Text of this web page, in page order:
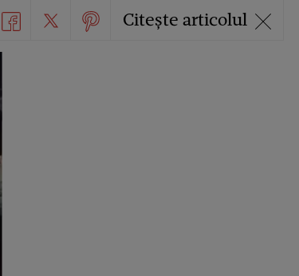
Citește articolul